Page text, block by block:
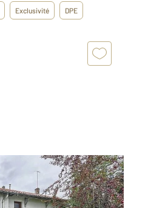
Exclusivité DPE